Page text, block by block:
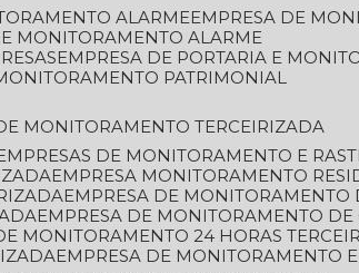
ALARME
EMPRESA DE
MONITORAMENTO ALARME
EMPRESA DE PORTARIA E
PATRIMONIAL
DE MONITORAMENTO TERCEIRIZADA
EMPRESAS DE MONITORAMENTO E
EMPRESA MONITORAMENTO
EMPRESA DE
EMPRESA DE MONITORAMENTO
DE MONITORAMENTO 24 HORAS
EMPRESA DE MONITORAMENTO